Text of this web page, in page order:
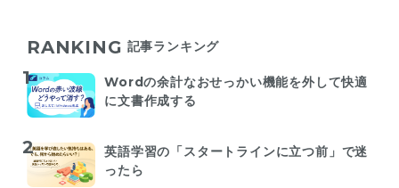
RANKING 記事ランキング
Wordの余計なおせっかい機能を外して快適
に文書作成する
英語学習の「スタートラインに立つ前」で迷
ったら